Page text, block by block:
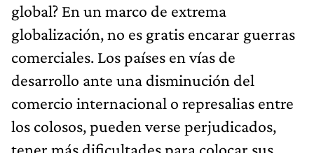
global? En un marco de extrema
globalización, no es gratis encarar guerras
comerciales. Los países en vías de
desarrollo ante una disminución del
comercio internacional o represalias entre
los colosos, pueden verse perjudicados,
tener más dificultades para colocar sus